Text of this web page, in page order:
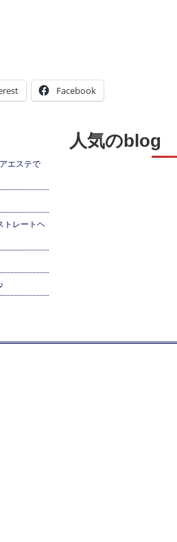
Facebook
エステで
トレートヘ
人気のblog